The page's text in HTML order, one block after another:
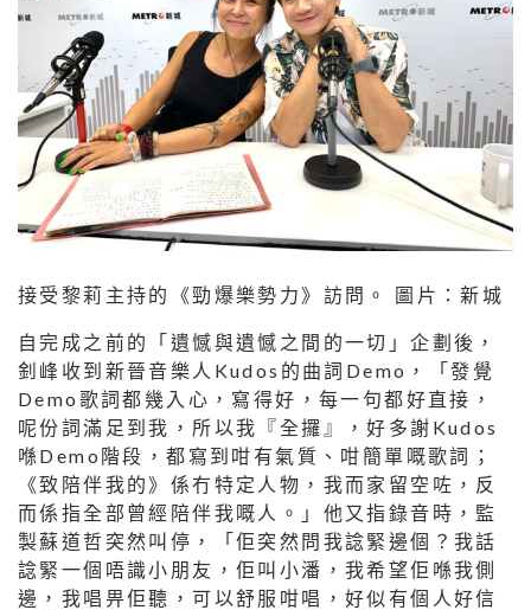
接受黎莉主持的《勁爆樂勢力》訪問。 圖片：新城
自完成之前的「遺憾與遺憾之間的一切」企劃後，
釗峰收到新晉音樂人Kudos的曲詞Demo，「發覺
Demo歌詞都幾入心，寫得好，每一句都好直接，
呢份詞滿足到我，所以我『全攞』，好多謝Kudos
喺Demo階段，都寫到咁有氣質、咁簡單嘅歌詞；
《致陪伴我的》係冇特定人物，我而家留空咗，反
而係指全部曾經陪伴我嘅人。」他又指錄音時，監
製蘇道哲突然叫停，「佢突然問我諗緊邊個？我話
諗緊一個唔識小朋友，佢叫小潘，我希望佢喺我側
邊，我唱畀佢聽，可以舒服咁唱，好似有個人好信